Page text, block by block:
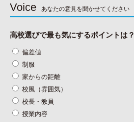
Voice あなたの意見を聞かせてください
高校選びで最も気にするポイントは？
偏差値
制服
家からの距離
校風（雰囲気）
校長・教員
授業内容